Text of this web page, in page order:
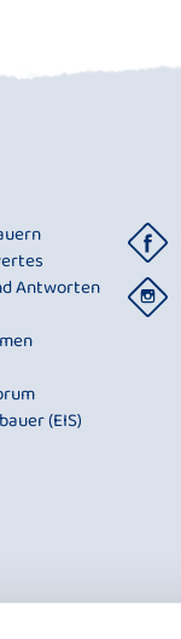
Antworten
(EIS)